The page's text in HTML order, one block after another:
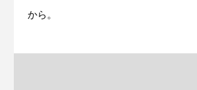
から。